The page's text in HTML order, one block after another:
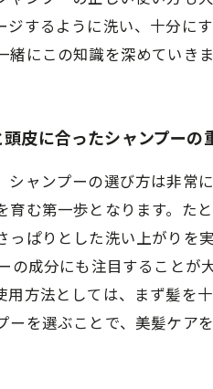
ジするように洗い、十分に
にこの知識を深めていきま
皮に合ったシャンプーの
シャンプーの選び方は非常
育む第一歩となります。た
っぱりとした洗い上がりを
の成分にも注目すること
用方法としては、まず髪を
ーを選ぶことで、美髪ケア